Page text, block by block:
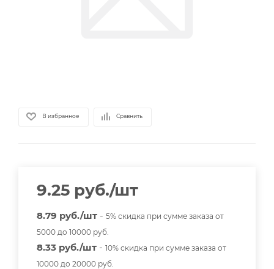
В избранное Сравнить
9.25 руб./шт
8.79 руб./шт - 5% скидка при сумме заказа от
5000 до 10000 руб.
8.33 руб./шт - 10% скидка при сумме заказа от
10000 до 20000 руб.